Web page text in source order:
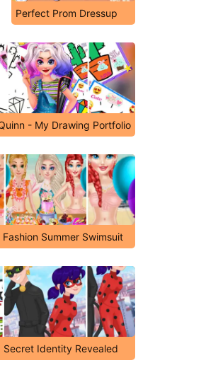
Perfect Prom Dressup
- My Drawing Portfolio
Fashion Summer Swimsuit
Secret Identity Revealed